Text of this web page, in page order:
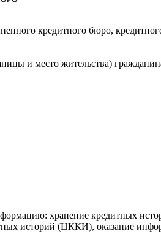
кредитного бюро,
и место жительства)
хранение кредитных
историй (ЦККИ), оказание